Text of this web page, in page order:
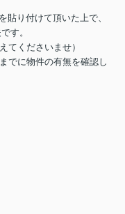
貼り付けて頂いた上で、
す。
てくださいませ）
でに物件の有無を確認し